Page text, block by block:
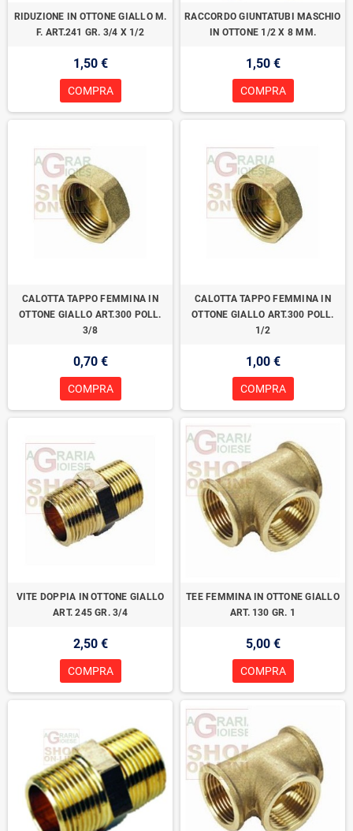
RIDUZIONE IN OTTONE GIALLO M.
F. ART.241 GR. 3/4 X 1/2
1,50 €
COMPRA
RACCORDO GIUNTATUBI MASCHIO
IN OTTONE 1/2 X 8 MM.
1,50 €
COMPRA
CALOTTA TAPPO FEMMINA IN
OTTONE GIALLO ART.300 POLL.
3/8
0,70 €
COMPRA
CALOTTA TAPPO FEMMINA IN
OTTONE GIALLO ART.300 POLL.
1/2
1,00 €
COMPRA
VITE DOPPIA IN OTTONE GIALLO
ART. 245 GR. 3/4
2,50 €
COMPRA
TEE FEMMINA IN OTTONE GIALLO
ART. 130 GR. 1
5,00 €
COMPRA